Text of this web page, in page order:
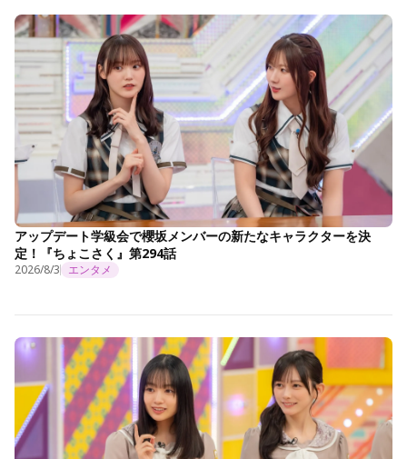
アップデート学級会で櫻坂メンバーの新たなキャラクターを決
定！『ちょこさく』第294話
2026/8/3 エンタメ